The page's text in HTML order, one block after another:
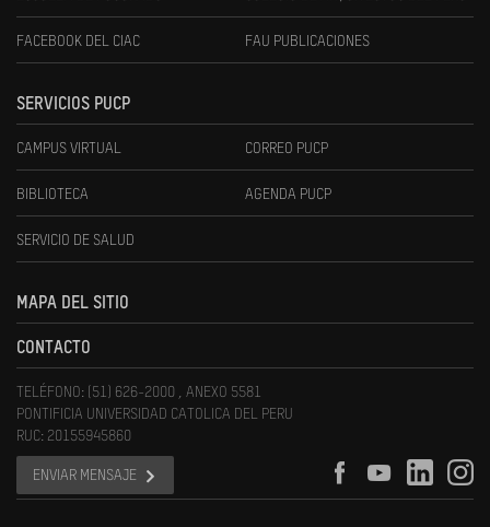
FACEBOOK DEL CIAC FAU PUBLICACIONES
SERVICIOS PUCP
CAMPUS VIRTUAL CORREO PUCP
BIBLIOTECA AGENDA PUCP
SERVICIO DE SALUD
MAPA DEL SITIO
CONTACTO
TELÉFONO: (51) 626-2000 , ANEXO 5581
PONTIFICIA UNIVERSIDAD CATOLICA DEL PERU
RUC: 20155945860
ENVIAR MENSAJE